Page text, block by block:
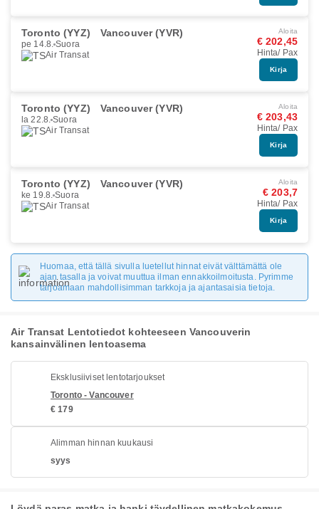
Toronto (YYZ) Vancouver (YVR)
pe 14.8. Suora
Air Transat
Aloita
€ 202,45
Hinta/ Pax
Kirja
Toronto (YYZ) Vancouver (YVR)
la 22.8. Suora
Air Transat
Aloita
€ 203,43
Hinta/ Pax
Kirja
Toronto (YYZ) Vancouver (YVR)
ke 19.8. Suora
Air Transat
Aloita
€ 203,7
Hinta/ Pax
Kirja
Huomaa, että tällä sivulla luetellut hinnat eivät välttämättä ole
ajan tasalla ja voivat muuttua ilman ennakkoilmoitusta. Pyrimme
tarjoamaan mahdollisimman tarkkoja ja ajantasaisia tietoja.
Air Transat Lentotiedot kohteeseen Vancouverin
kansainvälinen lentoasema
Eksklusiiviset lentotarjoukset
Toronto - Vancouver
€ 179
Alimman hinnan kuukausi
syys